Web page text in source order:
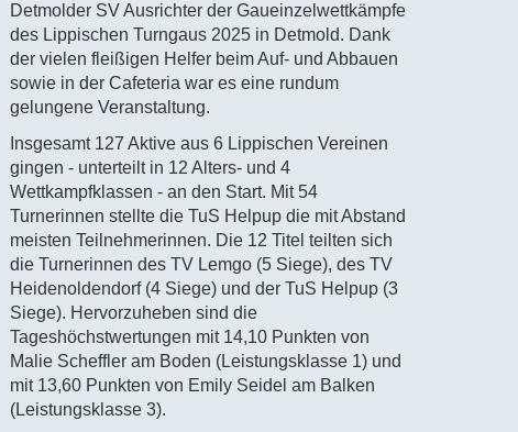
Detmolder SV Ausrichter der Gaueinzelwettkämpfe
des Lippischen Turngaus 2025 in Detmold. Dank
der vielen fleißigen Helfer beim Auf- und Abbauen
sowie in der Cafeteria war es eine rundum
gelungene Veranstaltung.
Insgesamt 127 Aktive aus 6 Lippischen Vereinen
gingen - unterteilt in 12 Alters- und 4
Wettkampfklassen - an den Start. Mit 54
Turnerinnen stellte die TuS Helpup die mit Abstand
meisten Teilnehmerinnen. Die 12 Titel teilten sich
die Turnerinnen des TV Lemgo (5 Siege), des TV
Heidenoldendorf (4 Siege) und der TuS Helpup (3
Siege). Hervorzuheben sind die
Tageshöchstwertungen mit 14,10 Punkten von
Malie Scheffler am Boden (Leistungsklasse 1) und
mit 13,60 Punkten von Emily Seidel am Balken
(Leistungsklasse 3).